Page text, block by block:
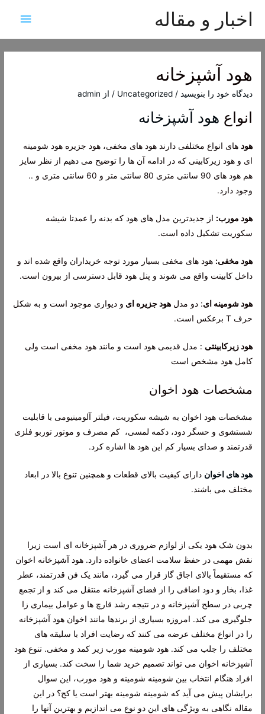
اخبار و مقاله
اصلی
هود آشپزخانه
دیدگاه‌ خود را بنویسید /
Uncategorized / از admin
انواع هود آشپزخانه
هود های انواع مختلفی دارند هود های مخفی، هود جزیره هود شومینه
ای و هود زیرکابینی که در ادامه آن ها را توضیح می دهیم از نظر سایز
هم هود های 90 سانتی متری 80 سانتی متر و 60 سانتی متری و ..
وجود دارد.
هود مورب: از جدیدترین مدل های هود که بدنه را عمدتا شیشه
سکوریت تشکیل داده است.
هود مخفی: هود های مخفی بسیار مورد توجه خریداران واقع شده اند و
داخل کابینت واقع می شوند و پنل هود قابل دسترسی از بیرون است.
هود شومینه ای: دو مدلهود جزیره ای و دیواری موجود است و به شکل
حرف T برعکس است.
هود زیرکابینتی : مدل قدیمی هود است و مانند هود مخفی است ولی
کامل هود مشخص است
مشخصات هود اخوان
مشخصات هود اخوان به شیشه سکوریت، فیلتر آلومینیومی با قابلیت
شستشوی و حسگر دود، دکمه‌ لمسی، کم مصرف و موتور توربو فلزی
قدرتمند و صدای بسیار کم این هود ها اشاره کرد.
هود های اخوان دارای کیفیت بالای قطعات و همچنین تنوع بالا در ابعاد
مختلف می باشند.
بدون شک هود یکی از لوازم ضروری در هر آشپزخانه ای است زیرا
نقش مهمی در حفظ سلامت اعضای خانواده دارد. هود آشپزخانه اخوان
که مستقیماً بالای اجاق گاز قرار می گیرد، مانند یک فن قدرتمند، عطر
غذا، بخار و دود اضافی را از فضای آشپزخانه منتقل می کند و از تجمع
چربی در سطح آشپزخانه و در نتیجه رشد قارچ ها و عوامل بیماری زا
جلوگیری می کند. امروزه بسیاری از برندها مانند اخوان هود آشپزخانه
را در انواع مختلف عرضه می کنند که رضایت افراد با سلیقه های
مختلف را جلب می کند. هود شومینه مورب زیر کمد و مخفی. تنوع هود
آشپزخانه اخوان می تواند تصمیم خرید شما را سخت کند. بسیاری از
افراد هنگام انتخاب بین شومینه شومینه و هود مورب، این سوال
برایشان پیش می آید که شومینه شومینه بهتر است یا کج؟ در این
مقاله نگاهی به ویژگی های این دو نوع می اندازیم و بهترین آنها را